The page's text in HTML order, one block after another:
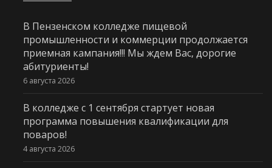
В Пензенском колледже пищевой
промышленности и коммерции продолжается
приемная кампания!!! Мы ждем Вас, дорогие
абитуриенты!
6 августа 2026
В колледже с 1 сентября стартует новая
программа повышения квалификации для
поваров!
4 августа 2026